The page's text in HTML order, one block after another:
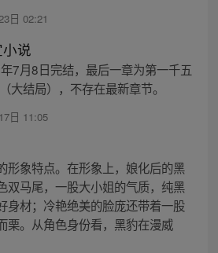
日 02:21
说
7月8日完结，最后一章为第一千五
大结局），不存在最新章节。
日 11:05
形象特点。在形象上，娘化后的黑
双马尾，一股大小姐的气质，纯黑
身材；冷艳绝美的脸庞还带着一股
栗。从角色身份看，黑豹在漫威